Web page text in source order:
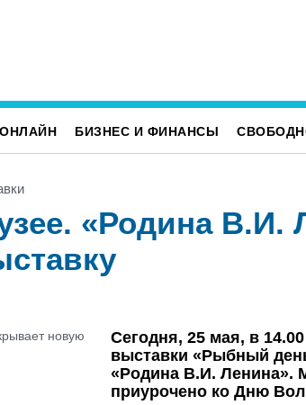
БИЗНЕС И ФИНАНСЫ
«Родина В.И.
Сегодня, 25 мая, в
выставки «Рыбный
«Родина В.И. Ленина».
приурочено ко Дню